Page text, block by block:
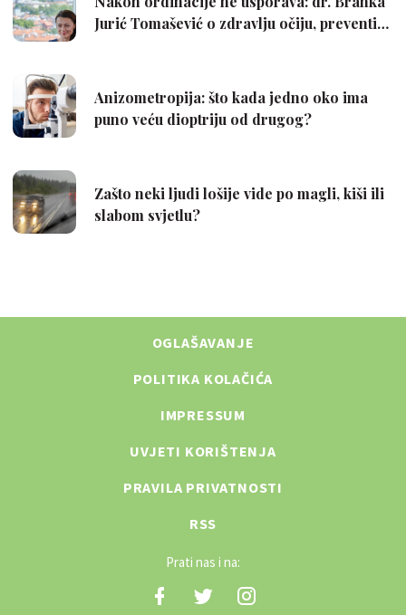
OGLAŠAVANJE
POLITIKA KOLAČIĆA
IMPRESSUM
UVJETI KORIŠTENJA
PRAVILA PRIVATNOSTI
RSS
Prati nas i na: